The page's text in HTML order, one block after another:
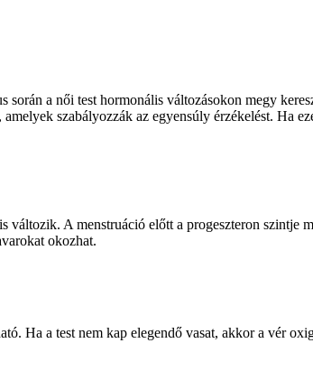
a női test hormonális változásokon megy
szabályozzák az egyensúly érzékelést. Ha
A menstruáció előtt a progeszteron szintje
okozhat.
Ha a test nem kap elegendő vasat, akkor a vér